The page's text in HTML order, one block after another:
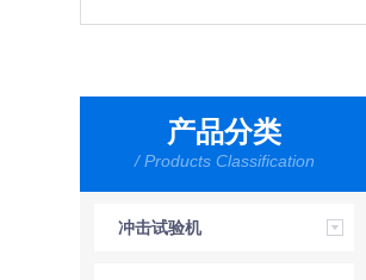
产品分类
/ Products Classification
冲击试验机